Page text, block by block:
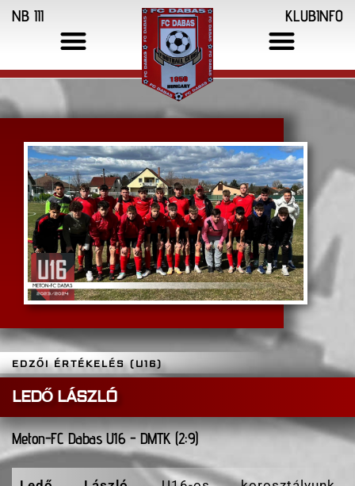
NB III KLUBINFO
EDZŐI ÉRTÉKELÉS (U16)
LEDŐ LÁSZLÓ
Meton-FC Dabas U16 - DMTK (2:9)